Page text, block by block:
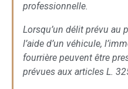
professionnelle.
Lorsqu’un délit prévu au
l’aide d’un véhicule,
fourrière peuvent être
prévues aux articles L.